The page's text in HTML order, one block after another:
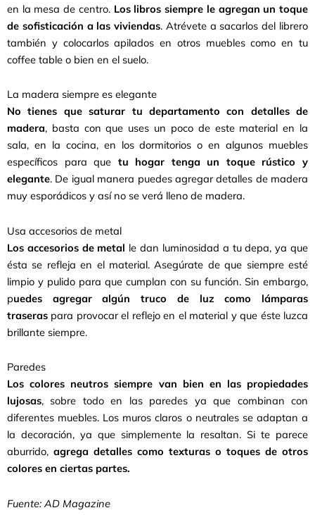
en la mesa de centro. Los libros siempre le agregan un toque
de sofisticación a las viviendas. Atrévete a sacarlos del librero
también y colocarlos apilados en otros muebles como en tu
coffee table o bien en el suelo.
La madera siempre es elegante
No tienes que saturar tu departamento con detalles de
madera, basta con que uses un poco de este material en la
sala, en la cocina, en los dormitorios o en algunos muebles
específicos para que tu hogar tenga un toque rústico y
elegante. De igual manera puedes agregar detalles de madera
muy esporádicos y así no se verá lleno de madera.
Usa accesorios de metal
Los accesorios de metal le dan luminosidad a tu depa, ya que
ésta se refleja en el material. Asegúrate de que siempre esté
limpio y pulido para que cumplan con su función. Sin embargo,
puedes agregar algún truco de luz como lámparas
traseras para provocar el reflejo en el material y que éste luzca
brillante siempre.
Paredes
Los colores neutros siempre van bien en las propiedades
lujosas, sobre todo en las paredes ya que combinan con
diferentes muebles. Los muros claros o neutrales se adaptan a
la decoración, ya que simplemente la resaltan. Si te parece
aburrido, agrega detalles como texturas o toques de otros
colores en ciertas partes.
Fuente: AD Magazine